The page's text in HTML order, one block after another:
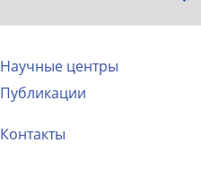
Научные центры
Публикации
Контакты